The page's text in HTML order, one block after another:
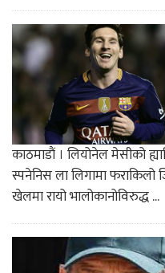
काठमाडाैं । लियोनेल मेसीको
स्पनेनिस ला लिगामा फराकिलो
खेलमा रायो भालोकानोविरुद्ध ...